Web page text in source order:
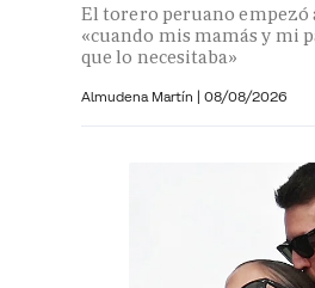
El torero peruano empezó
«cuando mis mamás y mi
que lo necesitaba»
Almudena Martín | 08/08/2026